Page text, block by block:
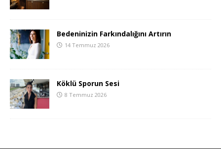
Bedeninizin Farkındalığını Artırın
14 Temmuz 2026
Köklü Sporun Sesi
8 Temmuz 2026